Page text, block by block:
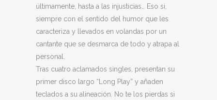
últimamente, hasta a las injusticias… Eso si,
siempre con el sentido del humor que les
caracteriza y llevados en volandas por un
cantante que se desmarca de todo y atrapa al
personal.
Tras cuatro aclamados singles, presentan su
primer disco largo “Long Play” y añaden
teclados a su alineación. No te los pierdas si